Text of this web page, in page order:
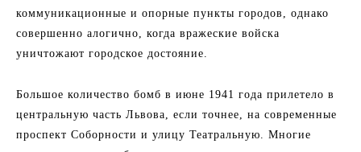
коммуникационные и опорные пункты городов, однако
совершенно алогично, когда вражеские войска
уничтожают городское достояние.
Большое количество бомб в июне 1941 года прилетело в
центральную часть Львова, если точнее, на современные
проспект Соборности и улицу Театральную. Многие